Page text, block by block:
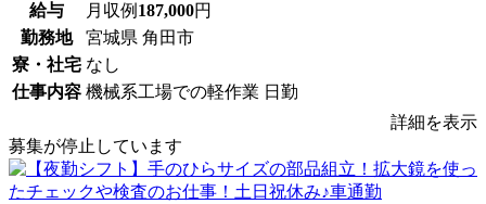
給与 月収例 187,000円
勤務地
宮城県 角田市
寮・社宅 なし
仕事内容 機械系工場での軽作業 日勤
詳細を表示
募集が停止しています